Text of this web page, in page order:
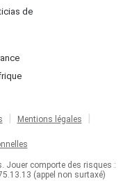
de
Mentions légales
Jouer comporte des risques :
(appel non surtaxé)